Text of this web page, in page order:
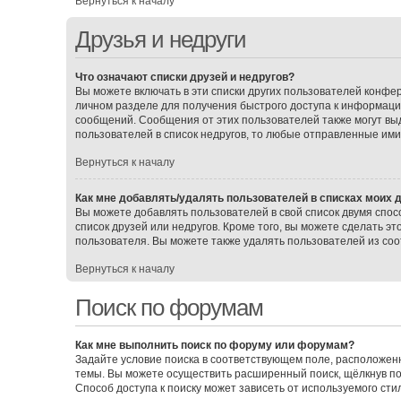
Друзья и недруги
Что означают списки друзей и недругов?
Вы можете включать в эти списки других пользователей
личном разделе для получения быстрого доступа к
сообщений. Сообщения от этих пользователей также могут
пользователей в список недругов, то любые отправленные
Вернуться к началу
Как мне добавлять/удалять пользователей в списках моих
Вы можете добавлять пользователей в свой список двумя
список друзей или недругов. Кроме того, вы можете сделать
пользователя. Вы можете также удалять пользователей из
Вернуться к началу
Поиск по форумам
Как мне выполнить поиск по форуму или форумам?
Задайте условие поиска в соответствующем поле,
темы. Вы можете осуществить расширенный поиск, щёлкнув
Способ доступа к поиску может зависеть от используемого